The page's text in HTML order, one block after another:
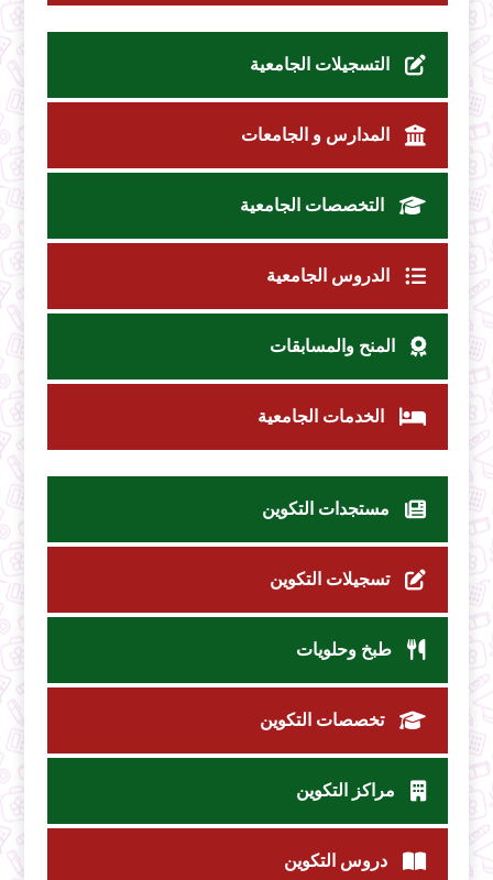
التسجيلات الجامعية
المدارس و الجامعات
التخصصات الجامعية
الدروس الجامعية
المنح والمسابقات
الخدمات الجامعية
مستجدات التكوين
تسجيلات التكوين
طبخ وحلويات
تخصصات التكوين
مراكز التكوين
دروس التكوين